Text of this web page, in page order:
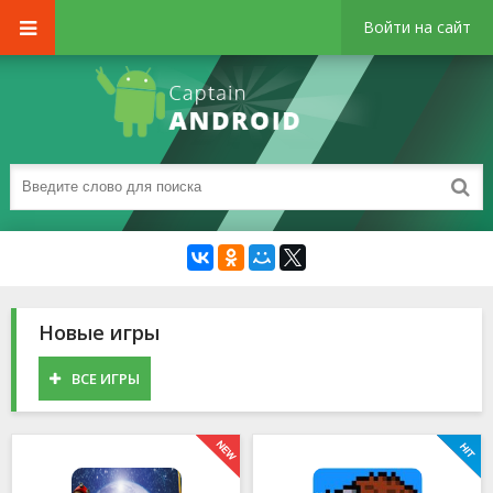
Войти на сайт
Новые игры
ВСЕ ИГРЫ